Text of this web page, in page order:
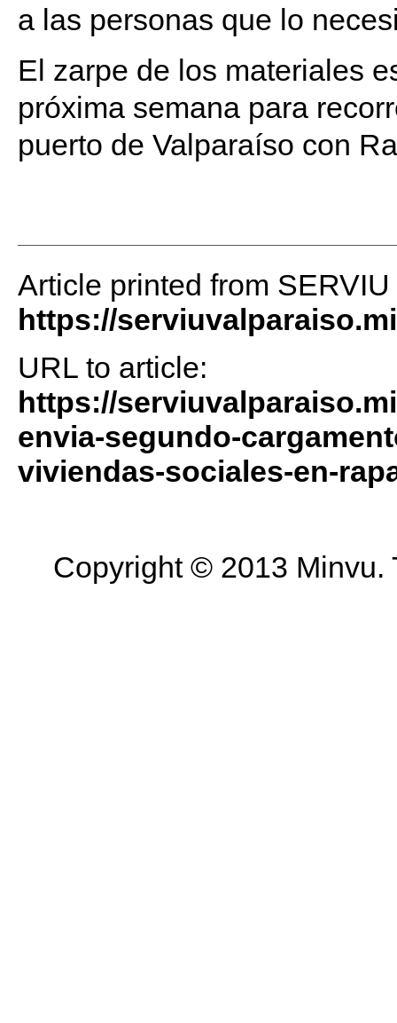
a las personas que lo
El zarpe de los materiales
próxima semana para
puerto de Valparaíso con
Article printed from
https://
URL to article:
https://
envia-segundo-
viviendas-sociales-en-
Copyright © 2013 Minvu.